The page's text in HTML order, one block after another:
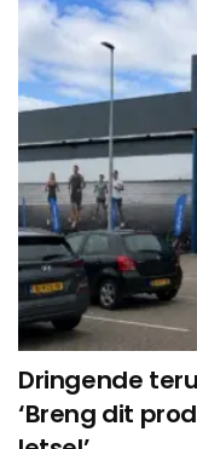
Dringende
‘Breng dit